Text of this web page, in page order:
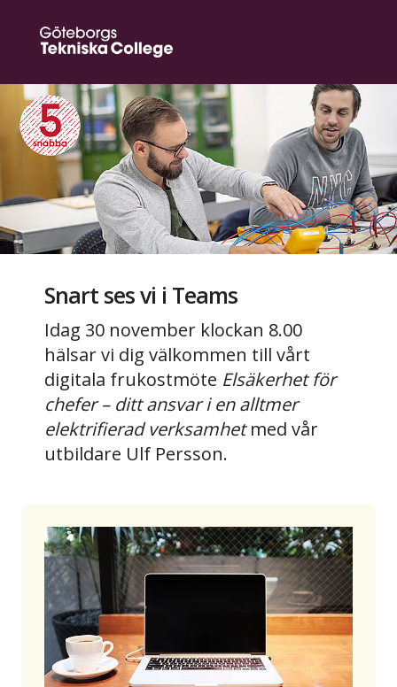
Snart ses vi i Teams
Idag 30 november klockan 8.00
hälsar vi dig välkommen till vårt
digitala frukostmöte Elsäkerhet för
chefer – ditt ansvar i en alltmer
elektrifierad verksamhetmed vår
utbildare Ulf Persson.